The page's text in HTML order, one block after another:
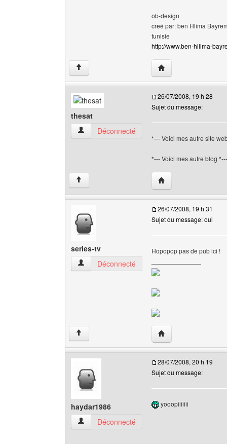
ob-design
creé par: ben Hlima
tunisie
http://www.ben-hlilma-
↑ Visiter le site web
thesat
thesat Voir le profil de l'utilisateur
Déconnecté
26/07/2008, 19 h 28
Sujet du message:
*--- Voici mes autre site
*--- Voici mes autre blog
↑ Visiter le site web de
series-tv
series-tv Voir le profil de l'utilisateur
Déconnecté
26/07/2008, 19 h 31
Sujet du message: oui
Hopopop pas de pub ici !
↑ Visiter le site web
haydar1986
haydar1986 Voir le profil de l'utilisateur
Déconnecté
28/07/2008, 20 h 19
Sujet du message:
yooopiiiiiii